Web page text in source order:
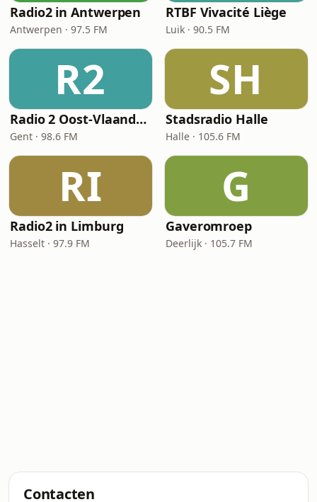
Radio2 in Antwerpen
Antwerpen · 97.5 FM
RTBF Vivacité Liège
Luik · 90.5 FM
R2
Radio 2 Oost-Vlaanderen
Gent · 98.6 FM
SH
Stadsradio Halle
Halle · 105.6 FM
RI
Radio2 in Limburg
Hasselt · 97.9 FM
G
Gaveromroep
Deerlijk · 105.7 FM
Contacten